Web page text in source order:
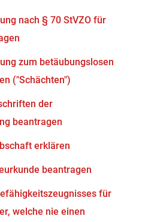
nach § 70 StVZO für
zum betäubungslosen
("Schächten")
der
beantragen
erklären
beantragen
für
welche nie einen